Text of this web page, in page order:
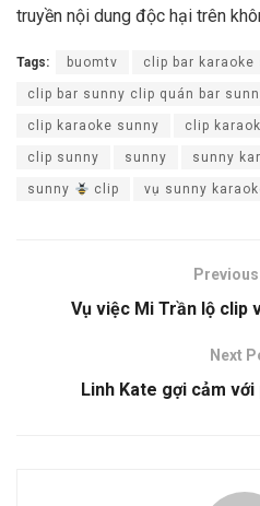
truyền nội dung độc hại trên
Tags: buomtv clip bar karaoke
clip bar sunny clip quán bar
clip karaoke sunny clip
clip sunny sunny sunny
sunny clip vụ sunny
Vụ việc Mi Trần lộ clip
Next
Linh Kate gợi cảm